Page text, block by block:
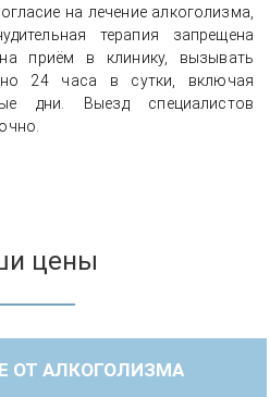
на лечение алкоголизма,
терапия запрещена
приём в клинику, вызывать
24 часа в сутки, включая
дни. Выезд специалистов
цены
ОТ АЛКОГОЛИЗМА